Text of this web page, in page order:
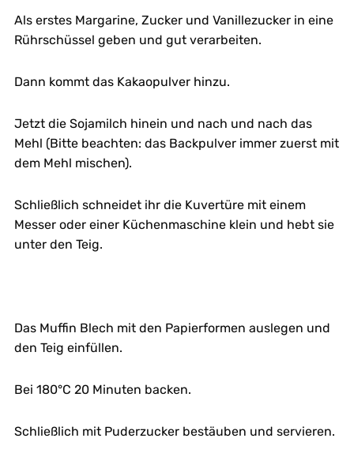
Als erstes Margarine, Zucker und Vanillezucker in eine
Rührschüssel geben und gut verarbeiten.
Dann kommt das Kakaopulver hinzu.
Jetzt die Sojamilch hinein und nach und nach das
Mehl (Bitte beachten: das Backpulver immer zuerst mit
dem Mehl mischen).
Schließlich schneidet ihr die Kuvertüre mit einem
Messer oder einer Küchenmaschine klein und hebt sie
unter den Teig.
Das Muffin Blech mit den Papierformen auslegen und
den Teig einfüllen.
Bei 180°C 20 Minuten backen.
Schließlich mit Puderzucker bestäuben und servieren.